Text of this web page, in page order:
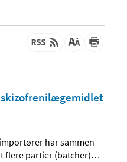
har sammen
flere partier (batcher)…